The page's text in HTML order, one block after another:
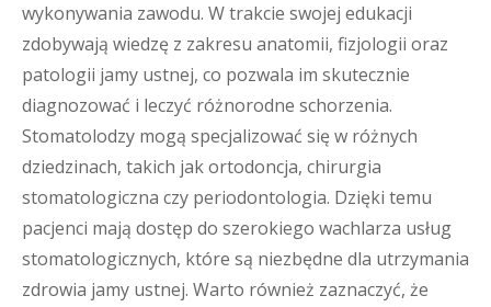
wykonywania zawodu. W trakcie swojej edukacji
zdobywają wiedzę z zakresu anatomii, fizjologii oraz
patologii jamy ustnej, co pozwala im skutecznie
diagnozować i leczyć różnorodne schorzenia.
Stomatolodzy mogą specjalizować się w różnych
dziedzinach, takich jak ortodoncja, chirurgia
stomatologiczna czy periodontologia. Dzięki temu
pacjenci mają dostęp do szerokiego wachlarza usług
stomatologicznych, które są niezbędne dla utrzymania
zdrowia jamy ustnej. Warto również zaznaczyć, że